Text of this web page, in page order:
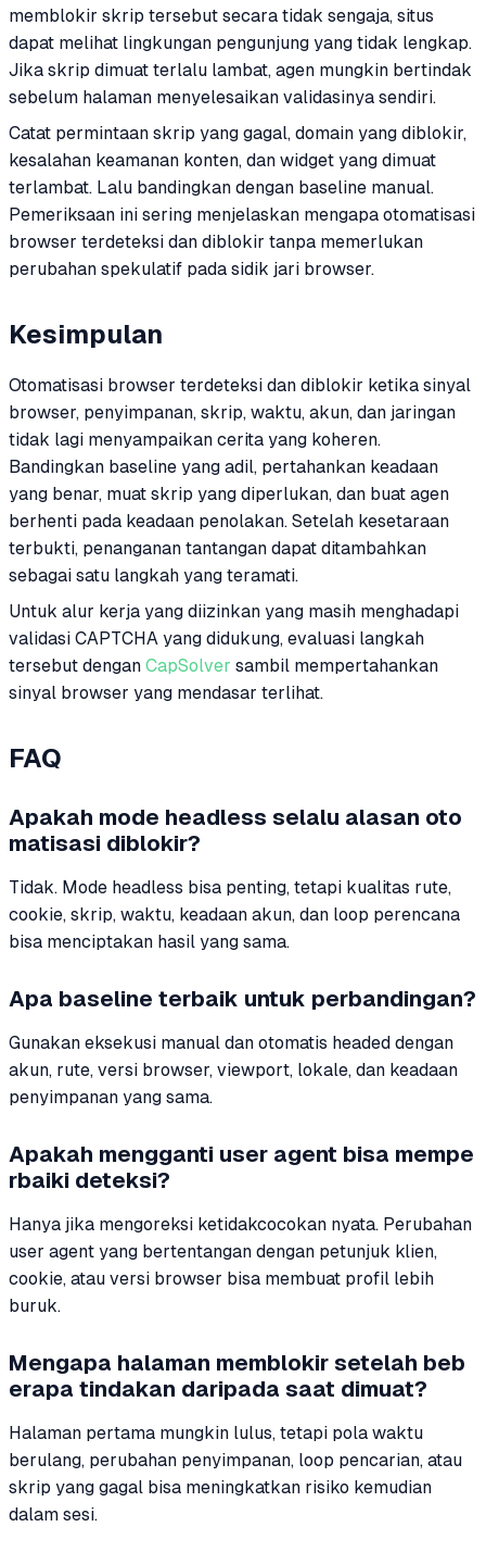
memblokir skrip tersebut secara tidak sengaja, situs
dapat melihat lingkungan pengunjung yang tidak lengkap.
Jika skrip dimuat terlalu lambat, agen mungkin bertindak
sebelum halaman menyelesaikan validasinya sendiri.
Catat permintaan skrip yang gagal, domain yang diblokir,
kesalahan keamanan konten, dan widget yang dimuat
terlambat. Lalu bandingkan dengan baseline manual.
Pemeriksaan ini sering menjelaskan mengapa otomatisasi
browser terdeteksi dan diblokir tanpa memerlukan
perubahan spekulatif pada sidik jari browser.
Kesimpulan
Otomatisasi browser terdeteksi dan diblokir ketika sinyal
browser, penyimpanan, skrip, waktu, akun, dan jaringan
tidak lagi menyampaikan cerita yang koheren.
Bandingkan baseline yang adil, pertahankan keadaan
yang benar, muat skrip yang diperlukan, dan buat agen
berhenti pada keadaan penolakan. Setelah kesetaraan
terbukti, penanganan tantangan dapat ditambahkan
sebagai satu langkah yang teramati.
Untuk alur kerja yang diizinkan yang masih menghadapi
validasi CAPTCHA yang didukung, evaluasi langkah
tersebut dengan CapSolver sambil mempertahankan
sinyal browser yang mendasar terlihat.
FAQ
Apakah mode headless selalu alasan oto
matisasi diblokir?
Tidak. Mode headless bisa penting, tetapi kualitas rute,
cookie, skrip, waktu, keadaan akun, dan loop perencana
bisa menciptakan hasil yang sama.
Apa baseline terbaik untuk perbandingan?
Gunakan eksekusi manual dan otomatis headed dengan
akun, rute, versi browser, viewport, lokale, dan keadaan
penyimpanan yang sama.
Apakah mengganti user agent bisa mempe
rbaiki deteksi?
Hanya jika mengoreksi ketidakcocokan nyata. Perubahan
user agent yang bertentangan dengan petunjuk klien,
cookie, atau versi browser bisa membuat profil lebih
buruk.
Mengapa halaman memblokir setelah beb
erapa tindakan daripada saat dimuat?
Halaman pertama mungkin lulus, tetapi pola waktu
berulang, perubahan penyimpanan, loop pencarian, atau
skrip yang gagal bisa meningkatkan risiko kemudian
dalam sesi.